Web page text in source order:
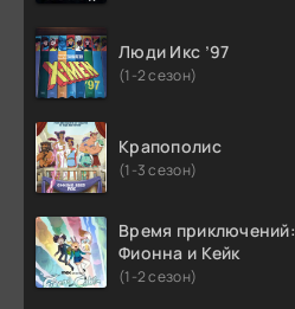
Люди Икс ’97
(1-2 сезон)
Крапополис
(1-3 сезон)
Время приключений:
Фионна и Кейк
(1-2 сезон)